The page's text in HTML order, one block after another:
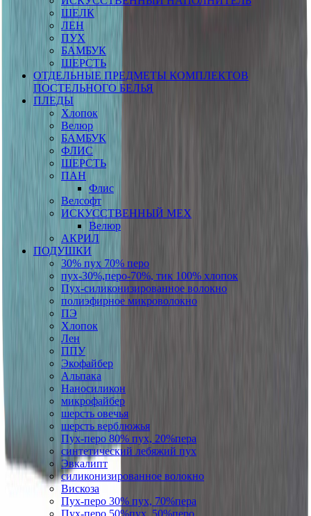
ШЕЛК
ЛЕН
ПУХ
БАМБУК
ШЕРСТЬ
ОТДЕЛЬНЫЕ ПРЕДМЕТЫ КОМПЛЕКТОВ
ПОСТЕЛЬНОГО БЕЛЬЯ
ПЛЕДЫ
Хлопок
Велюр
БАМБУК
ФЛИС
ШЕРСТЬ
ПАН
Флис
Велсофт
ИСКУССТВЕННЫЙ МЕХ
Велюр
АКРИЛ
ПОДУШКИ
30% пух 70% перо
пух-30%,перо-70%, тик 100% хлопок
Пух-силиконизированное волокно
полиэфирное микроволокно
ПЭ
Хлопок
Лен
ППУ
Экофайбер
Альпака
Наносиликон
микрофайбер
шерсть овечья
шерсть верблюжья
Пух-перо 80% пух, 20%пера
синтетический лебяжий пух
Эвкалипт
силиконизированное волокно
Вискоза
Пух-перо 30% пух, 70%пера
Пух-перо 50%пух, 50%перо